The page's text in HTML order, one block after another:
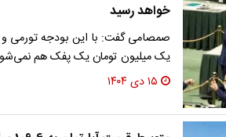
خواهد رسید
صمصامی گفت: با این بودجه تورمی و
یک میلیون تومان یک پفک هم
۱۵ دی ۱۴۰۴